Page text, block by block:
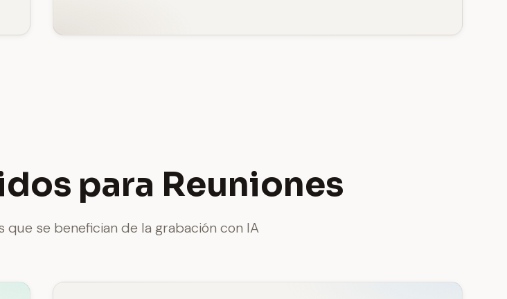
para Reuniones
que se benefician de la grabación con IA